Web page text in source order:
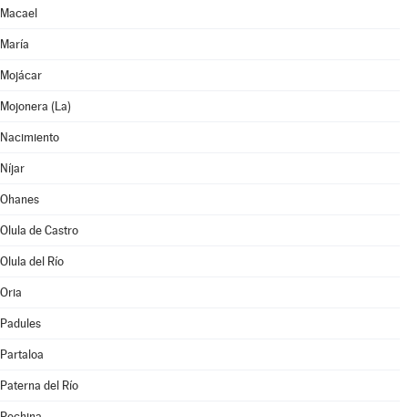
Macael
María
Mojácar
Mojonera (La)
Nacimiento
Níjar
Ohanes
Olula de Castro
Olula del Río
Oria
Padules
Partaloa
Paterna del Río